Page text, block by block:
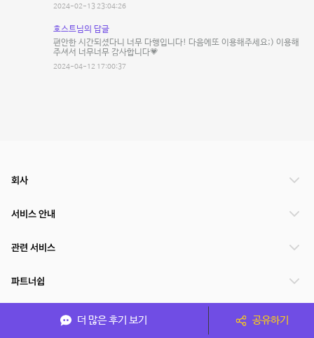
2024-02-13 23:04:26
호스트님의 답글
편안한 시간되셨다니 너무 다행입니다! 다음에또 이용해주세요;) 이용해
주셔서 너무너무 감사합니다💗
2024-04-12 17:00:37
더 많은 후기 보기 공유하기
회사
서비스 안내
관련 서비스
파트너쉽
서비스 제공 국가